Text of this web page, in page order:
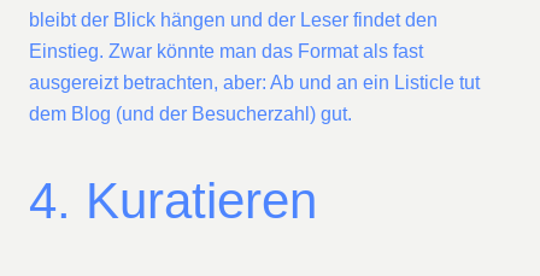
bleibt der Blick hängen und der Leser findet den
Einstieg. Zwar könnte man das Format als fast
ausgereizt betrachten, aber: Ab und an ein Listicle tut
dem Blog (und der Besucherzahl) gut.
4. Kuratieren